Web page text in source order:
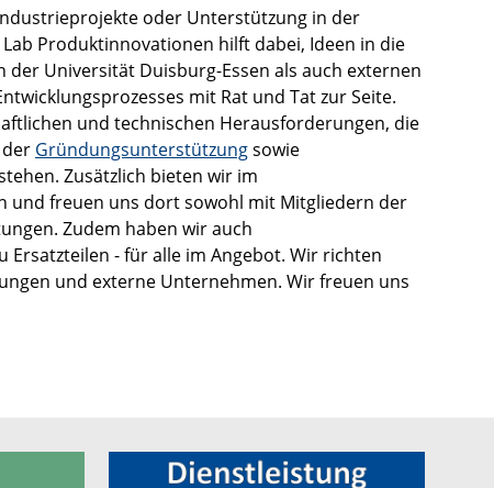
oder Unterstützung in der
Produktinnovationen hilft dabei, Ideen in die
Universität Duisburg-Essen als auch externen
mit Rat und Tat zur Seite.
und technischen Herausforderungen, die
Gründungsunterstützungsowie
Zusätzlich bieten wir im
und freuen uns dort sowohl mit Mitgliedern der
Zudem haben wir auch
Ersatzteilen - für alle im Angebot. Wir richten
und externe Unternehmen. Wir freuen uns